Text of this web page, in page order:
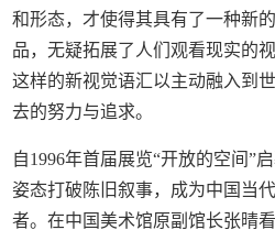
和形态，才使得其具有了一种新
品，无疑拓展了人们观看现实的
这样的新视觉语汇以主动融入到
去的努力与追求。
自1996年首届展览“开放的空间”
姿态打破陈旧叙事，成为中国当
者。在中国美术馆原副馆长张晴